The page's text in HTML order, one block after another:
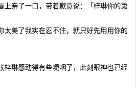
亲了一口，带着歉意说：「梓琳你的第
太美了我实在忍不住，就只好先用用你的
感动得有些哽咽了，此刻眼神也已经